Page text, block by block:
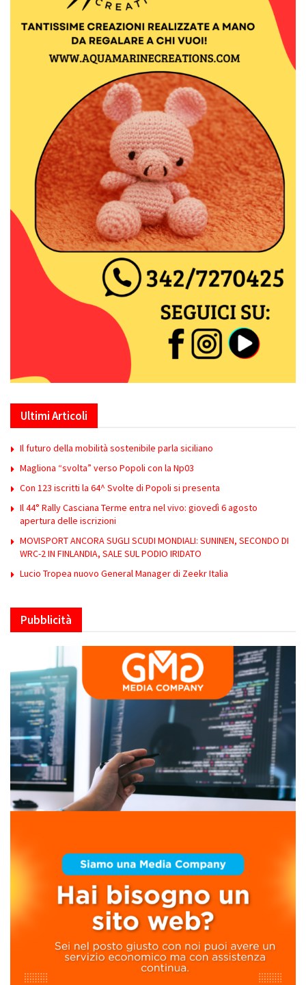
Ultimi Articoli
Il futuro della mobilità sostenibile parla siciliano
Magliona “svolta” verso Popoli con la Np03
Con 123 iscritti la 64^ Svolte di Popoli si presenta
Il 44° Rally Casciana Terme entra nel vivo: giovedì 6 agosto
apertura delle iscrizioni
MOVISPORT ANCORA SUGLI SCUDI MONDIALI: SUNINEN, SECONDO DI
WRC-2 IN FINLANDIA, SALE SUL PODIO IRIDATO
Lucio Tropea nuovo General Manager di Zeekr Italia
Pubblicità